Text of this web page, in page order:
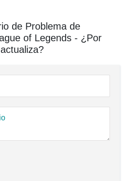
de Problema de
of Legends - ¿Por